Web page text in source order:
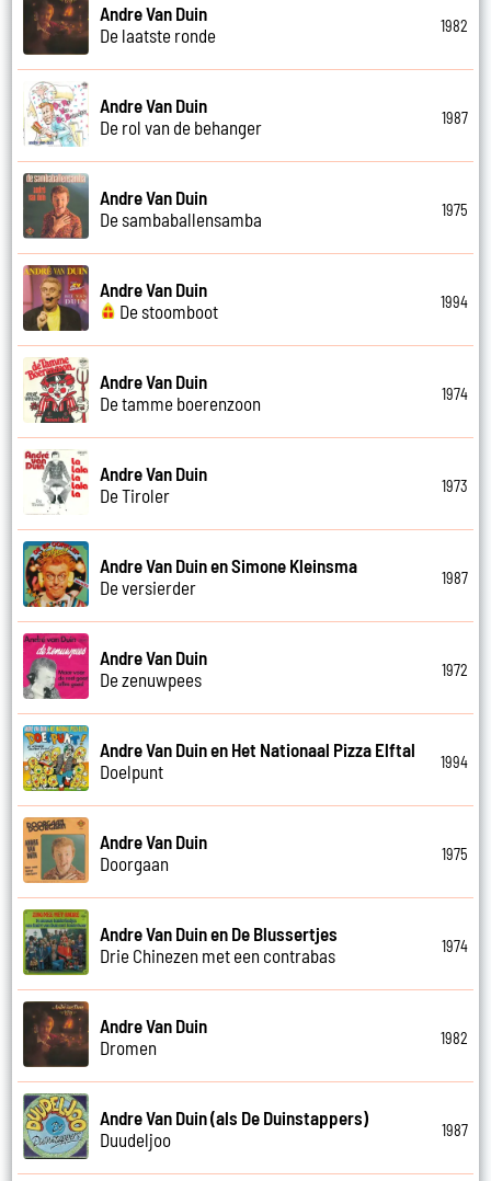
Andre Van Duin
De laatste ronde
1982
Andre Van Duin
De rol van de behanger
1987
Andre Van Duin
De sambaballensamba
1975
Andre Van Duin
De stoomboot
1994
Andre Van Duin
De tamme boerenzoon
1974
Andre Van Duin
De Tiroler
1973
Andre Van Duin en Simone Kleinsma
De versierder
1987
Andre Van Duin
De zenuwpees
1972
Andre Van Duin en Het Nationaal Pizza Elftal
Doelpunt
1994
Andre Van Duin
Doorgaan
1975
Andre Van Duin en De Blussertjes
Drie Chinezen met een contrabas
1974
Andre Van Duin
Dromen
1982
Andre Van Duin (als De Duinstappers)
Duudeljoo
1987